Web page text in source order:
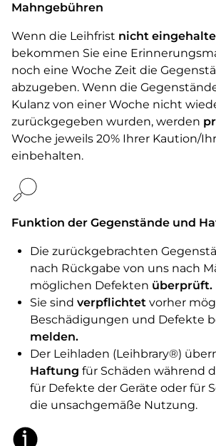
Mahngebühren
Wenn die Leihfrist nicht
bekommen Sie eine
noch eine Woche Zeit die
abzugeben. Wenn die
Kulanz von einer Woche nicht
zurückgegeben wurden, werden
Woche jeweils 20% Ihrer Kaution/
einbehalten.
Funktion der Gegenstände und
Die zurückgebrachten
nach Rückgabe von uns nach
möglichen Defekten überprüft.
Sie sind verpflichtet vorher
Beschädigungen und Defekte
melden.
Der Leihladen (Leihbrary®)
Haftung für Schäden während
für Defekte der Geräte oder für
die unsachgemäße Nutzung.